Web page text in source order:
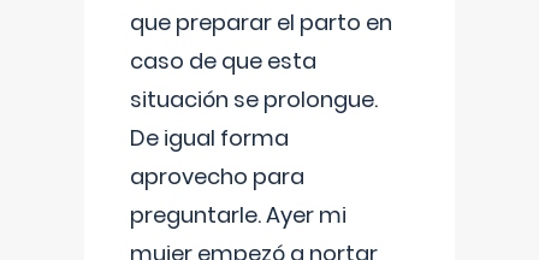
que preparar el parto en
caso de que esta
situación se prolongue.
De igual forma
aprovecho para
preguntarle. Ayer mi
mujer empezó a nortar